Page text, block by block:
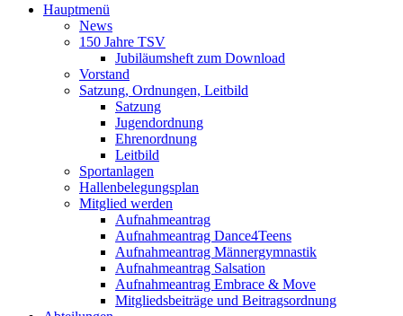
Hauptmenü
News
150 Jahre TSV
Jubiläumsheft zum Download
Vorstand
Satzung, Ordnungen, Leitbild
Satzung
Jugendordnung
Ehrenordnung
Leitbild
Sportanlagen
Hallenbelegungsplan
Mitglied werden
Aufnahmeantrag
Aufnahmeantrag Dance4Teens
Aufnahmeantrag Männergymnastik
Aufnahmeantrag Salsation
Aufnahmeantrag Embrace & Move
Mitgliedsbeiträge und Beitragsordnung